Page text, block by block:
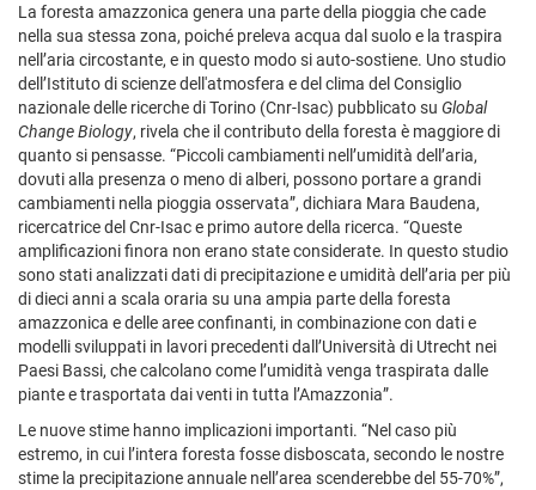
La foresta amazzonica genera una parte della pioggia che cade
nella sua stessa zona, poiché preleva acqua dal suolo e la traspira
nell’aria circostante, e in questo modo si auto-sostiene. Uno studio
dell’Istituto di scienze dell'atmosfera e del clima del Consiglio
nazionale delle ricerche di Torino (Cnr-Isac) pubblicato su Global
Change Biology, rivela che il contributo della foresta è maggiore di
quanto si pensasse. “Piccoli cambiamenti nell’umidità dell’aria,
dovuti alla presenza o meno di alberi, possono portare a grandi
cambiamenti nella pioggia osservata”, dichiara Mara Baudena,
ricercatrice del Cnr-Isac e primo autore della ricerca. “Queste
amplificazioni finora non erano state considerate. In questo studio
sono stati analizzati dati di precipitazione e umidità dell’aria per più
di dieci anni a scala oraria su una ampia parte della foresta
amazzonica e delle aree confinanti, in combinazione con dati e
modelli sviluppati in lavori precedenti dall’Università di Utrecht nei
Paesi Bassi, che calcolano come l’umidità venga traspirata dalle
piante e trasportata dai venti in tutta l’Amazzonia”.
Le nuove stime hanno implicazioni importanti. “Nel caso più
estremo, in cui l’intera foresta fosse disboscata, secondo le nostre
stime la precipitazione annuale nell’area scenderebbe del 55-70%”,